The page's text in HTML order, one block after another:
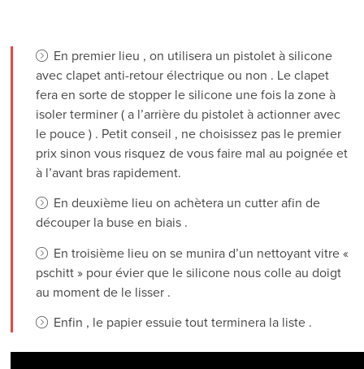
En premier lieu , on utilisera un pistolet à silicone
avec clapet anti-retour électrique ou non . Le clapet
fera en sorte de stopper le silicone une fois la zone à
isoler terminer ( a l’arrière du pistolet à actionner avec
le pouce ) . Petit conseil , ne choisissez pas le premier
prix sinon vous risquez de vous faire mal au poignée et
à l’avant bras rapidement.
En deuxième lieu on achètera un cutter afin de
découper la buse en biais .
En troisième lieu on se munira d’un nettoyant vitre «
pschitt » pour évier que le silicone nous colle au doigt
au moment de le lisser .
Enfin , le papier essuie tout terminera la liste .